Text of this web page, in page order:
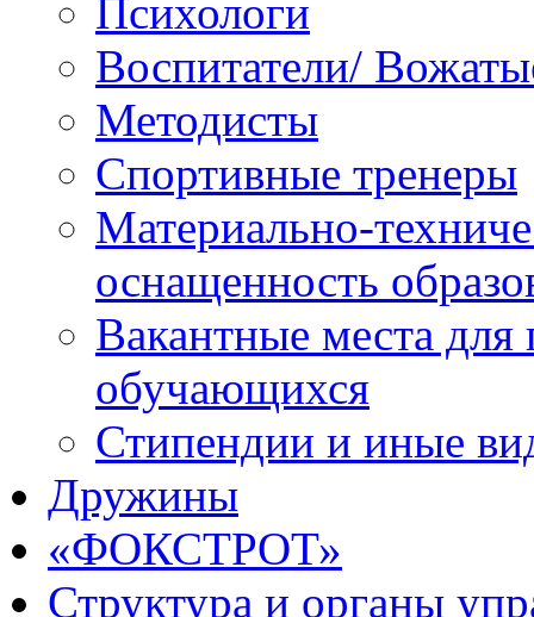
Психологи
Воспитатели/
Методисты
Спортивные тренеры
Материально-
оснащенность
Вакантные места для
обучающихся
Стипендии и иные
Дружины
«ФОКСТРОТ»
Структура и органы